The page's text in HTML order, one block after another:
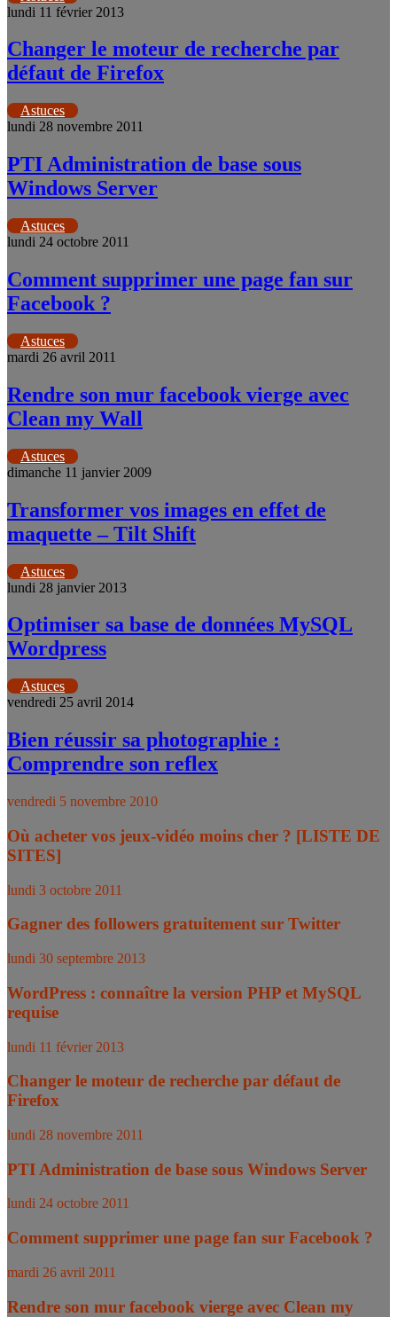
lundi 11 février 2013
Changer le moteur de recherche par
défaut de Firefox
Astuces
lundi 28 novembre 2011
PTI Administration de base sous
Windows Server
Astuces
lundi 24 octobre 2011
Comment supprimer une page fan sur
Facebook ?
Astuces
mardi 26 avril 2011
Rendre son mur facebook vierge avec
Clean my Wall
Astuces
dimanche 11 janvier 2009
Transformer vos images en effet de
maquette – Tilt Shift
Astuces
lundi 28 janvier 2013
Optimiser sa base de données MySQL
Wordpress
Astuces
vendredi 25 avril 2014
Bien réussir sa photographie :
Comprendre son reflex
vendredi 5 novembre 2010
Où acheter vos jeux-vidéo moins cher ? [LISTE DE
SITES]
lundi 3 octobre 2011
Gagner des followers gratuitement sur Twitter
lundi 30 septembre 2013
WordPress : connaître la version PHP et MySQL
requise
lundi 11 février 2013
Changer le moteur de recherche par défaut de
Firefox
lundi 28 novembre 2011
PTI Administration de base sous Windows Server
lundi 24 octobre 2011
Comment supprimer une page fan sur Facebook ?
mardi 26 avril 2011
Rendre son mur facebook vierge avec Clean my